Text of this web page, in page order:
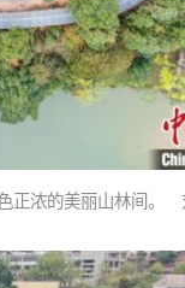
正浓的美丽山林间。